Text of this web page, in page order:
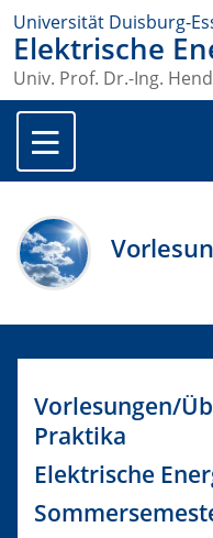
Universität Duisburg-
Elektrische
Univ. Prof. Dr.-Ing.
Vorlesungen/
Praktika
Elektrische